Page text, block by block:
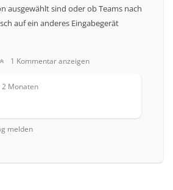
ausgewählt sind oder ob Teams nach
auf ein anderes Eingabegerät
1 Kommentar anzeigen
2 Monaten
melden